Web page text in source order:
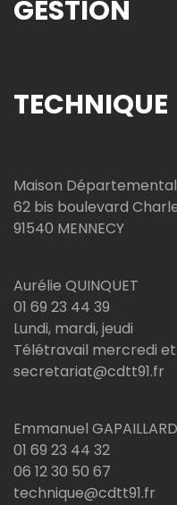
GESTION
TECHNIQUE
Maison
62 bis boulevard
91540 MENNECY
Aurélie QUINQUET
01 69 23 44 39
Lundi, mardi, jeudi
Télétravail mercredi
secretariat@cdtt91.fr
Emmanuel GAPAILLARD
01 69 23 44 32
06 12 30 50 67
technique@cdtt91.fr